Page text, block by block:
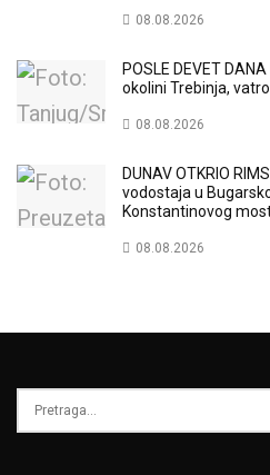
08.08.2026
POSLE DEVET
okolini Trebinja,
08.08.2026
DUNAV OTKRIO
vodostaja u
Konstantinovog
08.08.2026